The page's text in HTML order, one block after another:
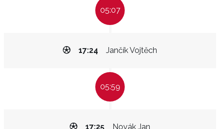
05:07
Jančík Vojtěch
17:24
05:59
Novák Jan
17:25